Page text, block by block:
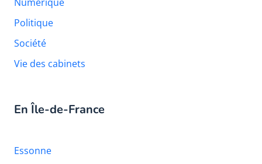
Politique
Société
Vie des cabinets
En Île-de-France
Essonne